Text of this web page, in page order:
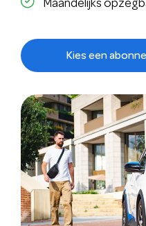
Maandelijks
Kies een